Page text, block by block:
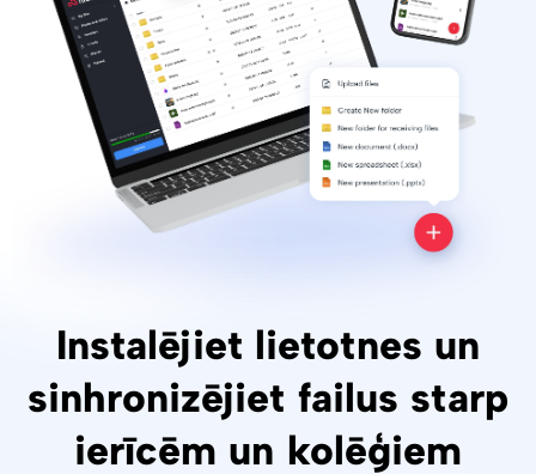
Instalējiet lietotnes un
sinhronizējiet failus starp
ierīcēm un kolēģiem